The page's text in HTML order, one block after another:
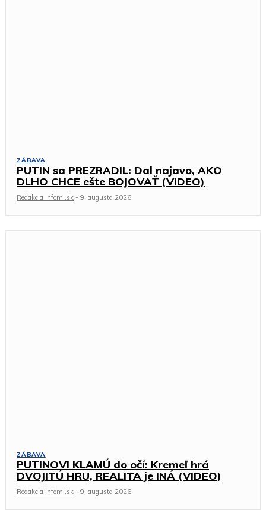
ZÁBAVA
PUTIN sa PREZRADIL: Dal najavo, AKO
DLHO CHCE ešte BOJOVAŤ (VIDEO)
Redakcia Infomi.sk - 9. augusta 2026
ZÁBAVA
PUTINOVI KLAMÚ do očí: Kremeľ hrá
DVOJITÚ HRU, REALITA je INÁ (VIDEO)
Redakcia Infomi.sk - 9. augusta 2026